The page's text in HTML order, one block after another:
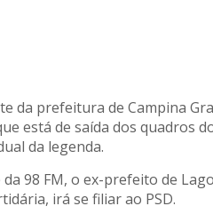
da prefeitura de Campina
está de saída dos quadros
da legenda.
98 FM, o ex-prefeito de
irá se filiar ao PSD.